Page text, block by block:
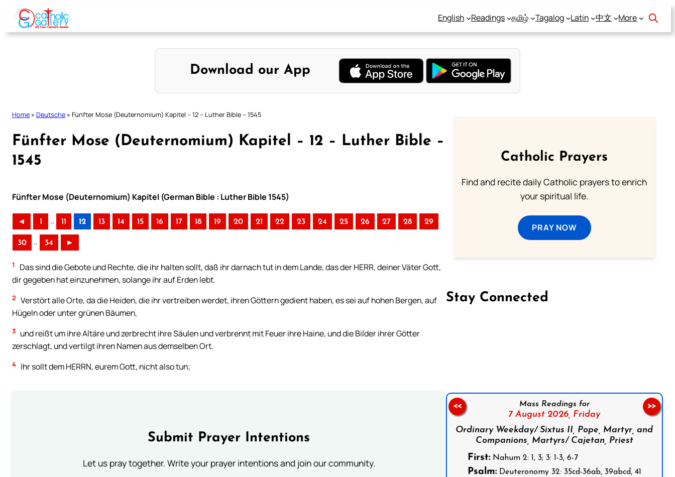
Skip
content
English Readings தமிழ் Tagalog Latin 中文 More
Download our App
Home » Deutsche » Fünfter Mose (Deuternomium) Kapitel – 12 – Luther Bible – 1545
Fünfter Mose (Deuternomium) Kapitel – 12 – Luther Bible –
1545
Fünfter Mose (Deuternomium) Kapitel (German Bible : Luther Bible 1545)
◄ 1 .. 11 12 13 14 15 16 17 18 19 20 21 22 23 24 25 26 27 28 29
30 .. 34 ►
1
Das sind die Gebote und Rechte, die ihr halten sollt, daß ihr darnach tut in dem Lande, das der HERR, deiner Väter Gott,
dir gegeben hat einzunehmen, solange ihr auf Erden lebt.
2 Verstört alle Orte, da die Heiden, die ihr vertreiben werdet, ihren Göttern gedient haben, es sei auf hohen Bergen, auf
Hügeln oder unter grünen Bäumen,
3 und reißt um ihre Altäre und zerbrecht ihre Säulen und verbrennt mit Feuer ihre Haine, und die Bilder ihrer Götter
zerschlagt, und vertilgt ihren Namen aus demselben Ort.
4 Ihr sollt dem HERRN, eurem Gott, nicht also tun;
Submit Prayer Intentions
Let us pray together. Write your prayer intentions and join our community.
Catholic Prayers
Find and recite daily Catholic prayers to enrich
your spiritual life.
PRAY NOW
Stay Connected
Mass Readings for
7 August 2026, Friday
Ordinary Weekday/ Sixtus II, Pope, Martyr, and
Companions, Martyrs/ Cajetan, Priest
First:Nahum 2: 1, 3; 3: 1-3, 6-7
Psalm:Deuteronomy 32: 35cd-36ab, 39abcd, 41
<< >>